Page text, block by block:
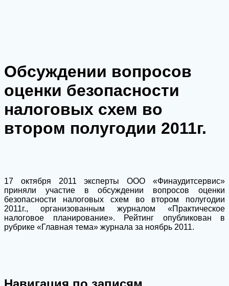
Обсуждении вопросов
оценки безопасности
налоговых схем во
втором полугодии 2011г.
17 октября 2011 эксперты ООО «Финаудитсервис»
приняли участие в обсуждении вопросов оценки
безопасности налоговых схем во втором полугодии
2011г., организованным журналом «Практическое
налоговое планирование». Рейтинг опубликован в
рубрике «Главная тема» журнала за ноябрь 2011.